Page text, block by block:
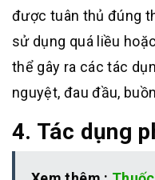
được tuân thủ đúng
sử dụng quá liều
thể gây ra các tác
nguyệt, đau đầu,
4. Tác dụng